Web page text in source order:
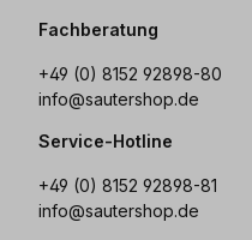
Fachberatung
+49 (0) 8152 92898-80
info@sautershop.de
Service-Hotline
+49 (0) 8152 92898-81
info@sautershop.de